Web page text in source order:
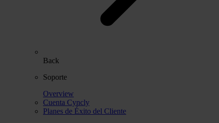
Back
Soporte
Overview
Cuenta Cyncly
Planes de Éxito del Cliente